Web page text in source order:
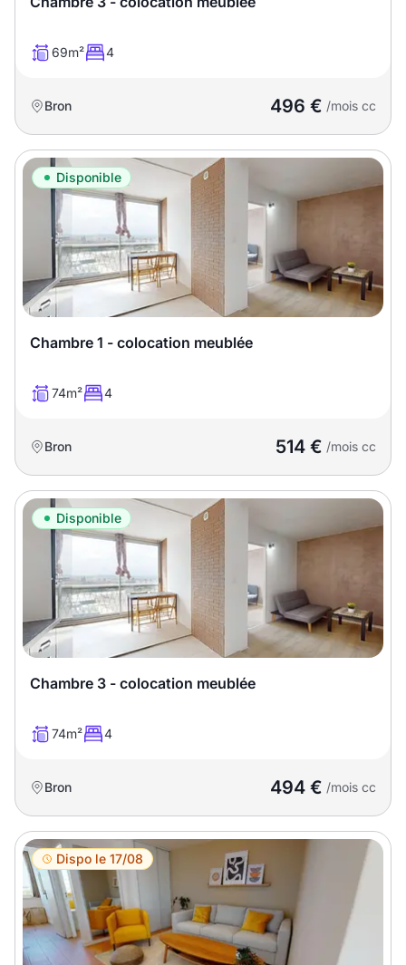
69m² 4
Bron 496 € /mois cc
Disponible
Chambre 1 - colocation meublée
74m² 4
Bron 514 € /mois cc
Disponible
Chambre 3 - colocation meublée
74m² 4
Bron 494 € /mois cc
Dispo le 17/08